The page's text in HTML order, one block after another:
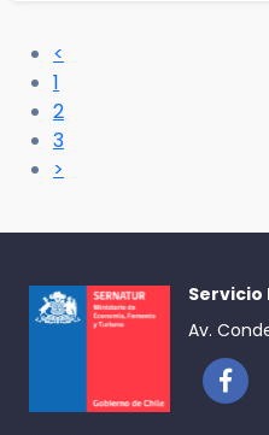
<
1
2
3
>
Servicio
Av.